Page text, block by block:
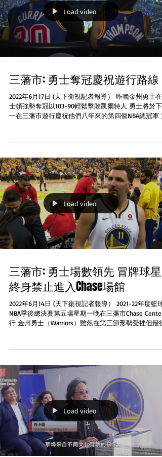
Load video
三藩市: 勇士奪冠慶祝遊行路線
2022年6月17日 (天下衛視記者報導） 昨晚金州勇士在
士頓強勢奪冠以103-90輕鬆擊敗凱爾特人 勇士將於下
一在三藩市遊行慶祝他們八年來的第四個NBA總冠軍
Load video
三藩市: 勇士場數領先 冒牌球星
終身禁止進入Chase場館
2022年6月14日 (天下衛視記者報導） 2021-22年度籃球
NBA季後總決賽第五場星期一晚在三藩市Chase Center
行 金州勇士（Warriors）雖然在第三節形勢受挫但最後
Load video